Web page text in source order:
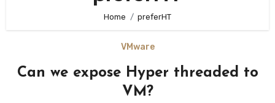
Home preferHT
VMware
Can we expose Hyper threaded to
VM?